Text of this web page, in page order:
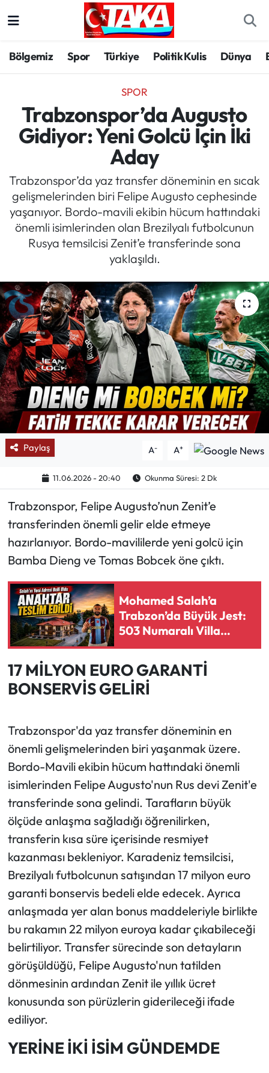
Bölgemiz Spor Türkiye Politik Kulis Dünya
SPOR
Trabzonspor’da Augusto
Gidiyor: Yeni Golcü İçin İki
Aday
Trabzonspor’da yaz transfer döneminin en sıcak
gelişmelerinden biri Felipe Augusto cephesinde
yaşanıyor. Bordo-mavili ekibin hücum hattındaki
önemli isimlerinden olan Brezilyalı futbolcunun
Rusya temsilcisi Zenit’e transferinde sona
yaklaşıldı.
Paylaş A- A+
11.06.2026 - 20:40 Okunma Süresi: 2 Dk
Trabzonspor, Felipe Augusto’nun Zenit’e
transferinden önemli gelir elde etmeye
hazırlanıyor. Bordo-mavililerde yeni golcü için
Bamba Dieng ve Tomas Bobcek öne çıktı.
Mohamed Salah’a
Trabzon’da Büyük Jest:
503 Numaralı Villa
Ailesine Açıldı
17 MİLYON EURO GARANTİ
BONSERVİS GELİRİ
Trabzonspor'da yaz transfer döneminin en
önemli gelişmelerinden biri yaşanmak üzere.
Bordo-Mavili ekibin hücum hattındaki önemli
isimlerinden Felipe Augusto'nun Rus devi Zenit'e
transferinde sona gelindi. Tarafların büyük
ölçüde anlaşma sağladığı öğrenilirken,
transferin kısa süre içerisinde resmiyet
kazanması bekleniyor. Karadeniz temsilcisi,
Brezilyalı futbolcunun satışından 17 milyon euro
garanti bonservis bedeli elde edecek. Ayrıca
anlaşmada yer alan bonus maddeleriyle birlikte
bu rakamın 22 milyon euroya kadar çıkabileceği
belirtiliyor. Transfer sürecinde son detayların
görüşüldüğü, Felipe Augusto'nun tatilden
dönmesinin ardından Zenit ile yıllık ücret
konusunda son pürüzlerin giderileceği ifade
ediliyor.
YERİNE İKİ İSİM GÜNDEMDE
Spor
Türkiye
Kültür/Sanat
Politik Kulis
Dünya
Mektup Galeri
Röportaj
Manşet
Köşe Yazıları
Karikatür Galeri
BIK
ASTROLOJİ
Spor Yazıları
Mektup Galeri
Ekonomi
Sağlık
Turizm
Teknoloji
Trabzon Hava Durumu
Trabzon Trafik Yoğunluk Haritası
Süper Lig Puan Durumu ve Fikstür
Son Dakika Haberleri
Haber Arşivi